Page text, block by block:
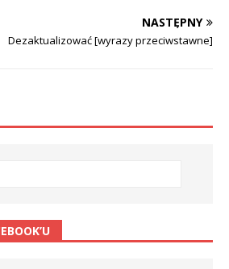
NASTĘPNY
Dezaktualizować [wyrazy przeciwstawne]